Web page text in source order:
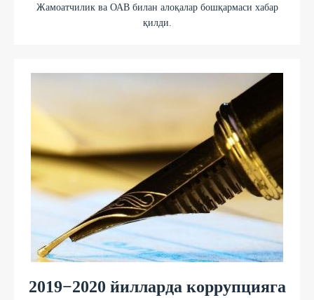
Жамоатчилик ва ОАВ билан алоқалар бошқармаси хабар
қилди.
2019−2020 йилларда коррупцияга